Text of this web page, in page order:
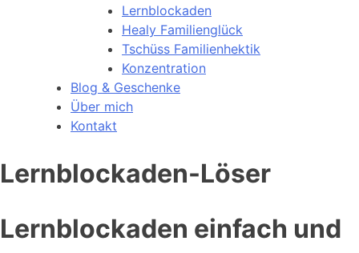
Lernblockaden
Healy Familienglück
Tschüss Familienhektik
Konzentration
Blog & Geschenke
Über mich
Kontakt
Lernblockaden-Löser
Lernblockaden einfach und